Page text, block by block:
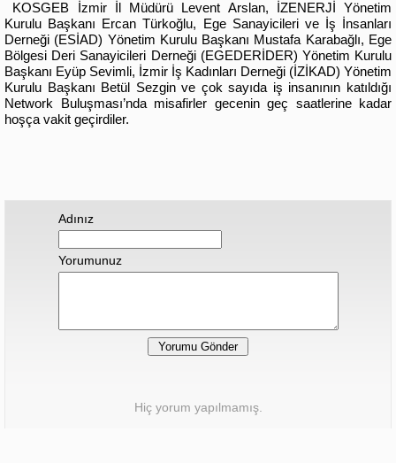
KOSGEB İzmir İl Müdürü Levent Arslan, İZENERJİ Yönetim
Kurulu Başkanı Ercan Türkoğlu, Ege Sanayicileri ve İş İnsanları
Derneği (ESİAD) Yönetim Kurulu Başkanı Mustafa Karabağlı, Ege
Bölgesi Deri Sanayicileri Derneği (EGEDERİDER) Yönetim Kurulu
Başkanı Eyüp Sevimli, İzmir İş Kadınları Derneği (İZİKAD) Yönetim
Kurulu Başkanı Betül Sezgin ve çok sayıda iş insanının katıldığı
Network Buluşması’nda misafirler gecenin geç saatlerine kadar
hoşça vakit geçirdiler.
Adınız
Yorumunuz
Hiç yorum yapılmamış.